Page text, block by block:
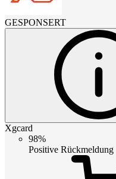
GESPONSERT
Xgcard
98%
Positive Rückmeldung